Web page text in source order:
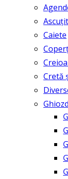
Caiete
Cretă